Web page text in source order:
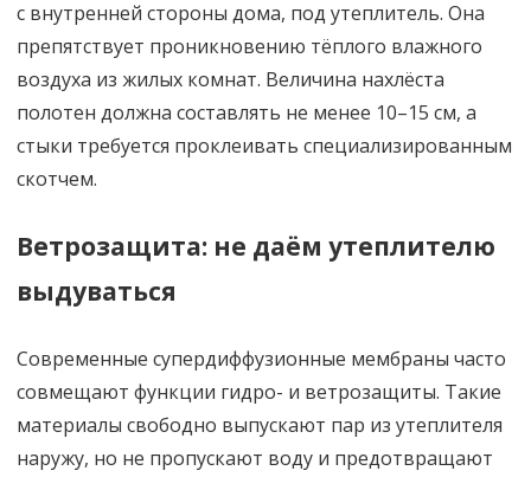
с внутренней стороны дома, под утеплитель. Она
препятствует проникновению тёплого влажного
воздуха из жилых комнат. Величина нахлёста
полотен должна составлять не менее 10–15 см, а
стыки требуется проклеивать специализированным
скотчем.
Ветрозащита: не даём утеплителю
выдуваться
Современные супердиффузионные мембраны часто
совмещают функции гидро- и ветрозащиты. Такие
материалы свободно выпускают пар из утеплителя
наружу, но не пропускают воду и предотвращают